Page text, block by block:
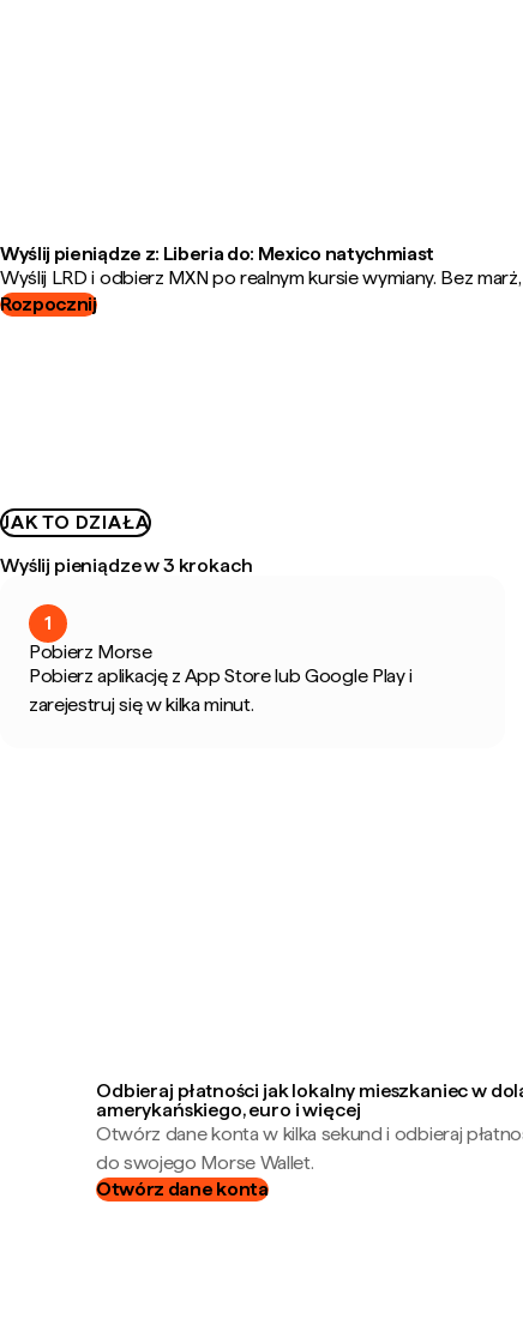
Wyślij pieniądze z: Liberia do: Mexico natychmiast
Wyślij LRD i odbierz MXN po realnym kursie wymiany. Bez
Rozpocznij
JAK TO DZIAŁA
Wyślij pieniądze w 3 krokach
1
Pobierz Morse
Pobierz aplikację z App Store lub Google Play i
zarejestruj się w kilka minut.
Odbieraj płatności jak lokalny mieszkaniec w
amerykańskiego, euro i więcej
Otwórz dane konta w kilka sekund i odbieraj
do swojego Morse Wallet.
Otwórz dane konta